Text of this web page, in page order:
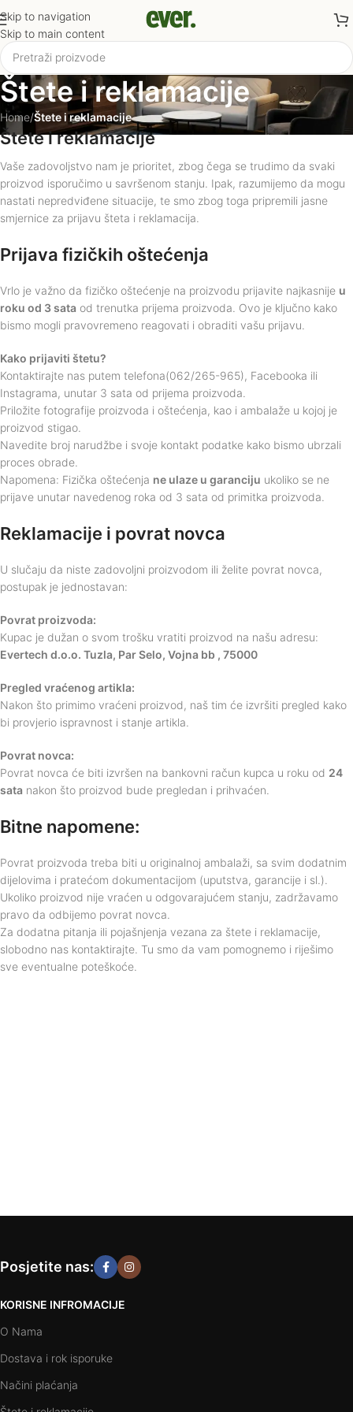
Skip to navigation
Skip to main content
Štete i reklamacije
Home/Štete i reklamacije
Štete i reklamacije
Vaše zadovoljstvo nam je prioritet, zbog čega se trudimo da svaki
proizvod isporučimo u savršenom stanju. Ipak, razumijemo da mogu
nastati nepredviđene situacije, te smo zbog toga pripremili jasne
smjernice za prijavu šteta i reklamacija.
Prijava fizičkih oštećenja
Vrlo je važno da fizičko oštećenje na proizvodu prijavite najkasnije u
roku od 3 sata od trenutka prijema proizvoda. Ovo je ključno kako
bismo mogli pravovremeno reagovati i obraditi vašu prijavu.
Kako prijaviti štetu?
Kontaktirajte nas putem telefona(062/265-965), Facebooka ili
Instagrama, unutar 3 sata od prijema proizvoda.
Priložite fotografije proizvoda i oštećenja, kao i ambalaže u kojoj je
proizvod stigao.
Navedite broj narudžbe i svoje kontakt podatke kako bismo ubrzali
proces obrade.
Napomena: Fizička oštećenja ne ulaze u garanciju ukoliko se ne
prijave unutar navedenog roka od 3 sata od primitka proizvoda.
Reklamacije i povrat novca
U slučaju da niste zadovoljni proizvodom ili želite povrat novca,
postupak je jednostavan:
Povrat proizvoda:
Kupac je dužan o svom trošku vratiti proizvod na našu adresu:
Evertech d.o.o. Tuzla, Par Selo, Vojna bb , 75000
Pregled vraćenog artikla:
Nakon što primimo vraćeni proizvod, naš tim će izvršiti pregled kako
bi provjerio ispravnost i stanje artikla.
Povrat novca:
Povrat novca će biti izvršen na bankovni račun kupca u roku od 24
sata nakon što proizvod bude pregledan i prihvaćen.
Bitne napomene:
Povrat proizvoda treba biti u originalnoj ambalaži, sa svim dodatnim
dijelovima i pratećom dokumentacijom (uputstva, garancije i sl.).
Ukoliko proizvod nije vraćen u odgovarajućem stanju, zadržavamo
pravo da odbijemo povrat novca.
Za dodatna pitanja ili pojašnjenja vezana za štete i reklamacije,
slobodno nas kontaktirajte. Tu smo da vam pomognemo i riješimo
sve eventualne poteškoće.
Posjetite nas:
KORISNE INFROMACIJE
O Nama
Dostava i rok isporuke
Načini plaćanja